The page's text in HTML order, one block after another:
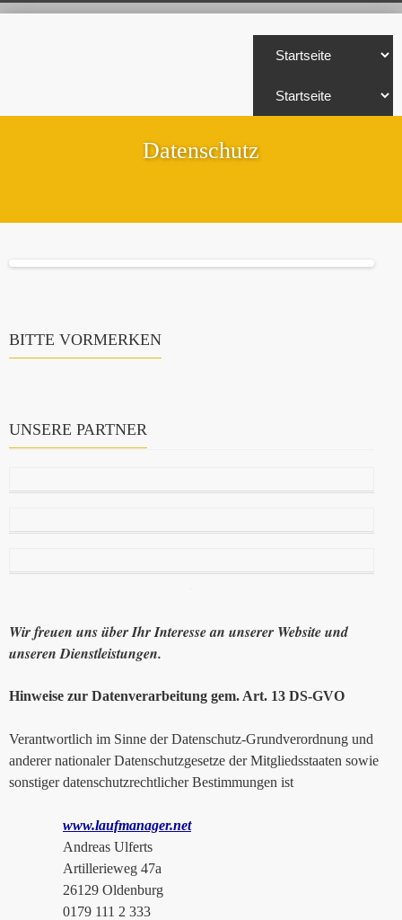
Datenschutz
BITTE VORMERKEN
UNSERE PARTNER
Wir freuen uns über Ihr Interesse an unserer Website und
unseren Dienstleistungen.
Hinweise zur Datenverarbeitung gem. Art. 13 DS-GVO
Verantwortlich im Sinne der Datenschutz-Grundverordnung und
anderer nationaler Datenschutzgesetze der Mitgliedsstaaten sowie
sonstiger datenschutzrechtlicher Bestimmungen ist
www.laufmanager.net
Andreas Ulferts
Artillerieweg 47a
26129 Oldenburg
0179 111 2 333